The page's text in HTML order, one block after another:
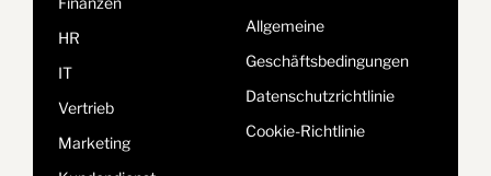
HR
IT
Vertrieb
Marketing
Allgemeine
Geschäftsbedingungen
Datenschutzrichtlinie
Cookie-Richtlinie